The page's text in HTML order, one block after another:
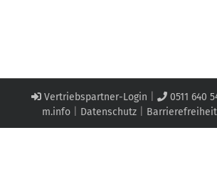
Vertriebspartner-Login 0511 640
m.info| Datenschutz| Barrierefreiheit